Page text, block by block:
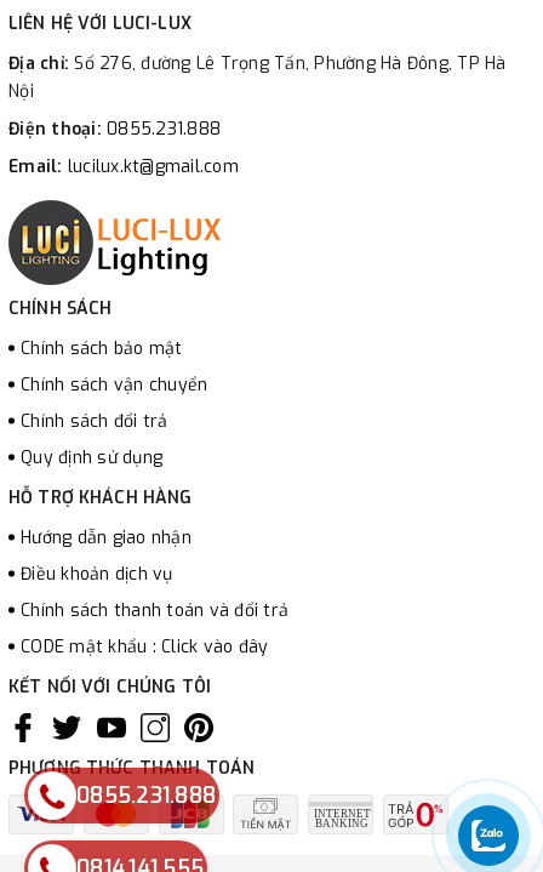
LIÊN HỆ VỚI LUCI-LUX
Địa chỉ:Số 276, đường Lê Trọng Tấn, Phường Hà Đông, TP Hà
Nội
Điện thoại: 0855.231.888
Email: lucilux.kt@gmail.com
CHÍNH SÁCH
Chính sách bảo mật
Chính sách vận chuyển
Chính sách đổi trả
Quy định sử dụng
HỖ TRỢ KHÁCH HÀNG
Hướng dẫn giao nhận
Điều khoản dịch vụ
Chính sách thanh toán và đổi trả
CODE mật khẩu : Click vào đây
KẾT NỐI VỚI CHÚNG TÔI
PHƯƠNG THỨC THANH TOÁN
0855.231.888